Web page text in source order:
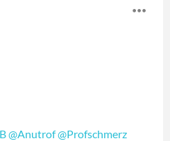
@Anutrof@Profschmerz